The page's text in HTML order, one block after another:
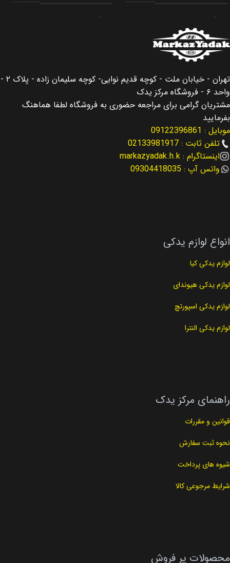
برند
کشور سازنده کره جنوبی
اصالت کالا اصلی
مناسب برای توسان Tucson
مناسب برای سال 2019
نوع لوازم لوازم جلوبندی
برند
اصالت کالا اصلی
مناسب برای
تهران - خیابان ملت - کوچه قدیم نوایی- کوچه سلیمان زاده - پلاک ۲ -
واحد ۶ - فروشگاه مرکز یدک
مشتریان گرامی برای مراجعه حضوری به فروشگاه لطفا هماهنگ
بفرمایید
موبایل : 09122396861
تلفن ثابت : 02133981917
اینستاگرام : markazyadak.h.k
واتس آپ : 09304418035
انواع لوازم یدکی
لوازم یدکی کیا
لوازم یدکی هیوندای
لوازم یدکی اسپورتچ
لوازم یدکی النترا
راهنمای مرکز یدک
قوانین و مقررات
نحوه ثبت سفارش
شیوه های پرداخت
شرایط مرجوعی کالا
محصولات پر فروش